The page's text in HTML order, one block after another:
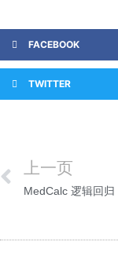
FACEBOOK
TWITTER
上一页
MedCalc 逻辑回归